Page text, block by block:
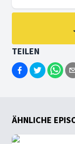
TEILEN
ÄHNLICHE